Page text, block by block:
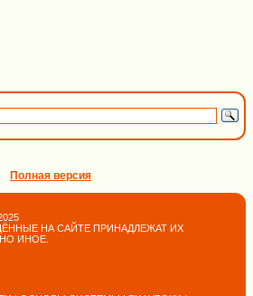
Полная версия
НА САЙТЕ ПРИНАДЛЕЖАТ ИХ
ИНОЕ.